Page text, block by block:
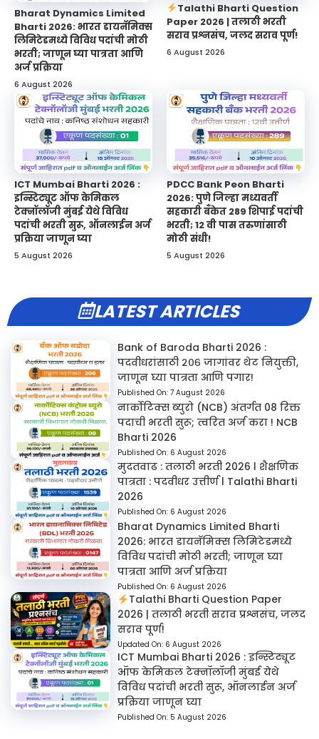
Bharat Dynamics Limited
Bharti 2026: भारत डायनॅमिक्स
लिमिटेडमध्ये विविध पदांची मोठी
भरती; जाणून घ्या पात्रता आणि
अर्ज प्रक्रिया
6 August 2026
Talathi Bharti Question
Paper 2026 | तलाठी भरती
सराव प्रश्नसंच, जलद सराव पूर्ण!
6 August 2026
ICT Mumbai Bharti 2026 :
इन्स्टिट्यूट ऑफ केमिकल
टेक्नॉलॉजी मुंबई येथे विविध
पदांची भरती सुरू, ऑनलाईन अर्ज
प्रक्रिया जाणून घ्या
5 August 2026
PDCC Bank Peon Bharti
2026: पुणे जिल्हा मध्यवर्ती
सहकारी बँकेत 289 शिपाई पदांची
भरती; 12 वी पास तरुणांसाठी
मोठी संधी!
5 August 2026
LATEST ARTICLES
Bank of Baroda Bharti 2026 :
पदवीधरांसाठी २०६ जागांवर थेट नियुक्ती,
जाणून घ्या पात्रता आणि पगार!
Published On: 7 August 2026
नार्कोटिक्स ब्युरो (NCB) अंतर्गत 08 रिक्त
पदाची भरती सुरू; त्वरित अर्ज करा ! NCB
Bharti 2026
Published On: 6 August 2026
मुदतवाढ : तलाठी भरती 2026 l शैक्षणिक
पात्रता : पदवीधर उत्तीर्ण l Talathi Bharti
2026
Published On: 6 August 2026
Bharat Dynamics Limited Bharti
2026: भारत डायनॅमिक्स लिमिटेडमध्ये
विविध पदांची मोठी भरती; जाणून घ्या
पात्रता आणि अर्ज प्रक्रिया
Published On: 6 August 2026
Talathi Bharti Question Paper
2026 | तलाठी भरती सराव प्रश्नसंच, जलद
सराव पूर्ण!
Updated On: 6 August 2026
ICT Mumbai Bharti 2026 : इन्स्टिट्यूट
ऑफ केमिकल टेक्नॉलॉजी मुंबई येथे
विविध पदांची भरती सुरू, ऑनलाईन अर्ज
प्रक्रिया जाणून घ्या
Published On: 5 August 2026